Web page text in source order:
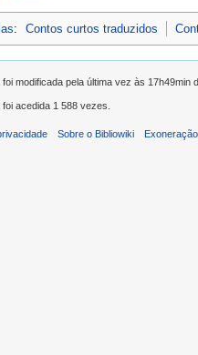
: Contos curtos traduzidos
foi modificada pela última vez às 17h49min
foi acedida 1 588 vezes.
Sobre o Bibliowiki